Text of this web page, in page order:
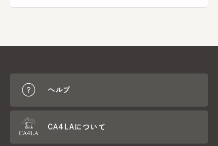
ヘルプ
CA4LAについて